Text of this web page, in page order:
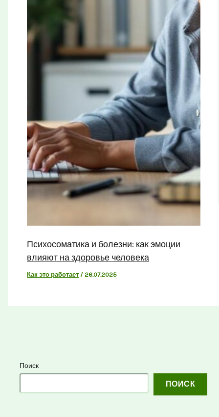
Поиск
ПОИСК
Психосоматика и болезни: как эмоции
влияют на здоровье человека
Как это работает /26.07.2025